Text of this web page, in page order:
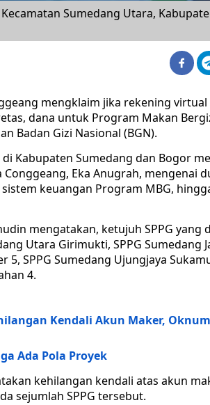
Sumedang Utara,
mengklaim jika rekening virtual
dana untuk Program Makan
Badan Gizi Nasional (BGN).
Kabupaten Sumedang dan Bogor
Eka Anugrah, mengenai
keuangan Program MBG,
mengatakan, ketujuh SPPG yang
Utara Girimukti, SPPG Sumedang
SPPG Sumedang Ujungjaya
4.
Kendali Akun Maker,
Ada Pola Proyek
kehilangan kendali atas akun
sejumlah SPPG tersebut.